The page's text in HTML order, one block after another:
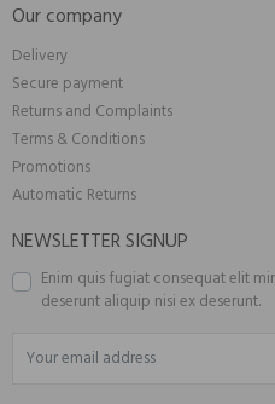
Our company
Delivery
Secure payment
Returns and Complaints
Terms & Conditions
Promotions
Automatic Returns
NEWSLETTER SIGNUP
Enim quis fugiat consequat elit
deserunt aliquip nisi ex deserunt.